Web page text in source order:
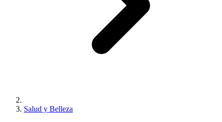
Salud y Belleza